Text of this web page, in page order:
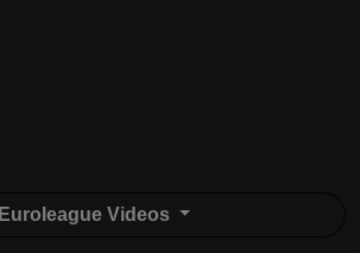
Euroleague Videos